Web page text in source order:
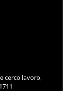
cerco lavoro,